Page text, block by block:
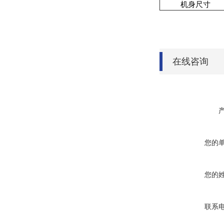
机身尺寸
在线咨询
您的
您的
联系